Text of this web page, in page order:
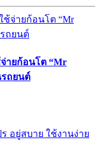
ายก้อนโต “Mr
ถยนต์